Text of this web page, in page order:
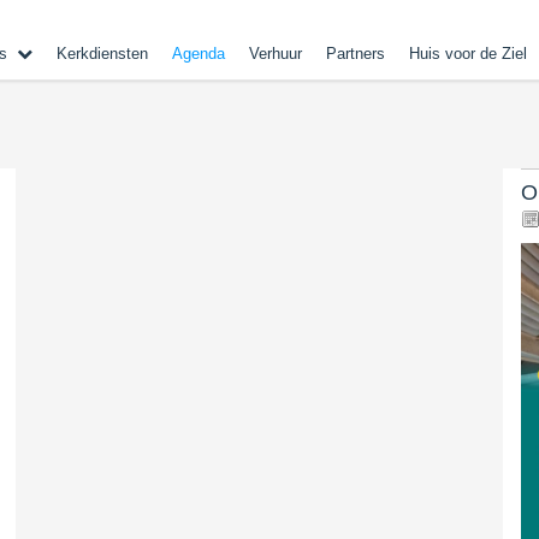
Kerkdiensten Agenda Verhuur Partners Huis voor de Ziel